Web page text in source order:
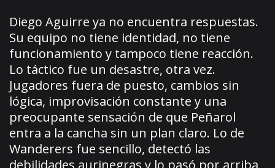
Diego Aguirre ya no encuentra respuestas.
Su equipo no tiene identidad, no tiene
funcionamiento y tampoco tiene reacción.
Lo táctico fue un desastre, otra vez.
Jugadores fuera de puesto, cambios sin
lógica, improvisación constante y una
preocupante sensación de que Peñarol
entra a la cancha sin un plan claro. Lo de
Wanderers fue sencillo, detectó las
debilidades aurinegras y lo pasó por arriba